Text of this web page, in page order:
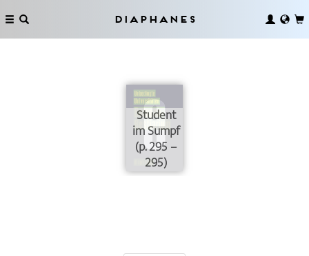
Diaphanes
Student
im Sumpf
(p. 295 –
295)